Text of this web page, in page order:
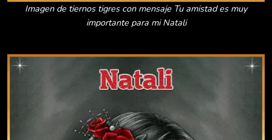
Imagen de tiernos tigres con mensaje Tu amistad es muy
importante para mi Natali